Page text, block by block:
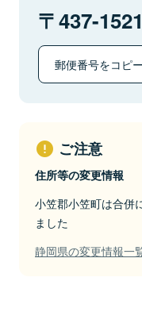
437-1521
郵便番号をコピ
ご注意
住所等の変更情報
小笠郡小笠町は合併
ました
静岡県の変更情報一